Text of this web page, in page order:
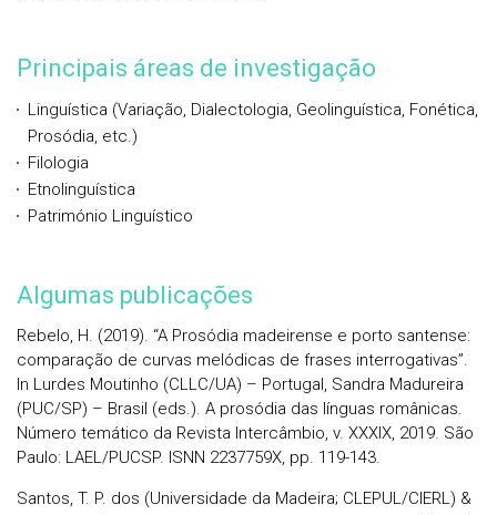
Principais áreas de investigação
Linguística (Variação, Dialectologia, Geolinguística, Fonética,
Prosódia, etc.)
Filologia
Etnolinguística
Património Linguístico
Algumas publicações
Rebelo, H. (2019). “A Prosódia madeirense e porto santense:
comparação de curvas melódicas de frases interrogativas”.
In Lurdes Moutinho (CLLC/UA) – Portugal, Sandra Madureira
(PUC/SP) – Brasil (eds.). A prosódia das línguas românicas.
Número temático da Revista Intercâmbio, v. XXXIX, 2019. São
Paulo: LAEL/PUCSP. ISNN 2237759X, pp. 119-143.
Santos, T. P. dos (Universidade da Madeira; CLEPUL/CIERL) &